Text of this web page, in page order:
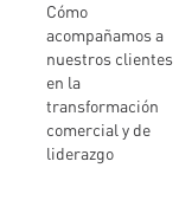
Cómo
acompañamos a
nuestros clientes
en la
transformación
comercial y de
liderazgo